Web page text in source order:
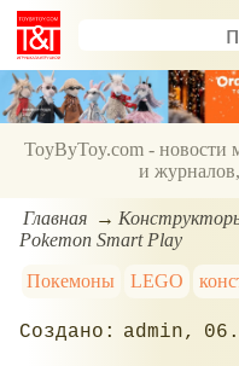
ToyByToy.com - новости
и
Главная
Pokemon Smart Play
Покемоны
LEGO
admin